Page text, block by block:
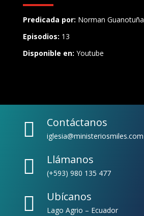
Predicada por: Norman Guanotuña
Episodios: 13
Disponible en: Youtube
 Contáctanos
iglesia@ministeriosmiles.com
 Llámanos
(+593) 980 135 477
 Ubícanos
Lago Agrio – Ecuador